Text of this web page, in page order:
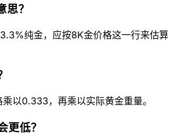
？
纯金，应按8K金价格这一行来估算
以0.333，再乘以实际黄金重量。
更低？